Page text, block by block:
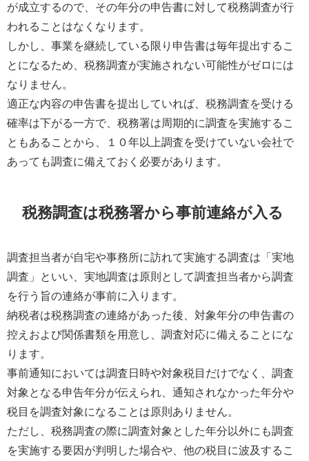
が成立するので、その年分の申告書に対して税務調査が行
われることはなくなります。
しかし、事業を継続している限り申告書は毎年提出するこ
とになるため、税務調査が実施されない可能性がゼロには
なりません。
適正な内容の申告書を提出していれば、税務調査を受ける
確率は下がる一方で、税務署は周期的に調査を実施するこ
ともあることから、１０年以上調査を受けていない会社で
あっても調査に備えておく必要があります。
税務調査は税務署から事前連絡が入る
調査担当者が自宅や事務所に訪れて実施する調査は「実地
調査」といい、実地調査は原則として調査担当者から調査
を行う旨の連絡が事前に入ります。
納税者は税務調査の連絡があった後、対象年分の申告書の
控えおよび関係書類を用意し、調査対応に備えることにな
ります。
事前通知においては調査日時や対象税目だけでなく、調査
対象となる申告年分が伝えられ、通知されなかった年分や
税目を調査対象になることは原則ありません。
ただし、税務調査の際に調査対象とした年分以外にも調査
を実施する要因が判明した場合や、他の税目に波及するこ